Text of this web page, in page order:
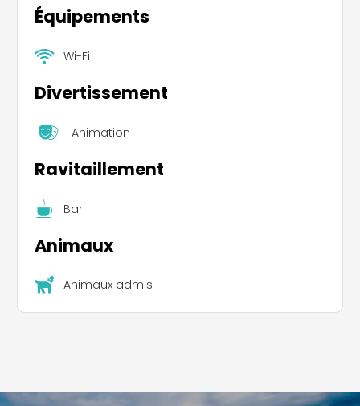
Équipements
Wi-Fi
Divertissement
Animation
Ravitaillement
Bar
Animaux
Animaux admis